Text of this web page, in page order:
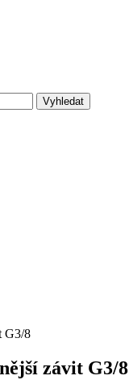
Vyhledat
G3/8
závit G3/8